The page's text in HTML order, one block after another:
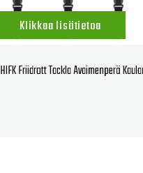
Klikkaa lisätietoa
HIFK Friidrott Tackla Avaimenperä